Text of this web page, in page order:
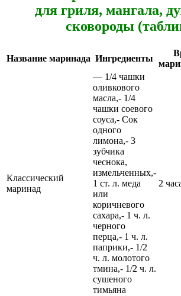
для гриля, мангала,
сковороды
Название маринада Ингредиенты
Классический
маринад
— 1/4 чашки
оливкового
масла,- 1/4
чашки соевого
соуса,- Сок
одного
лимона,- 3
зубчика
чеснока,
измельченных,-
1 ст. л. меда
или
коричневого
сахара,- 1 ч. л.
черного
перца,- 1 ч. л.
паприки,- 1/2
ч. л. молотого
тмина,- 1/2 ч. л.
сушеного
тимьяна
2